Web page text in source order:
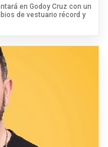
en Godoy Cruz con un
de vestuario récord y